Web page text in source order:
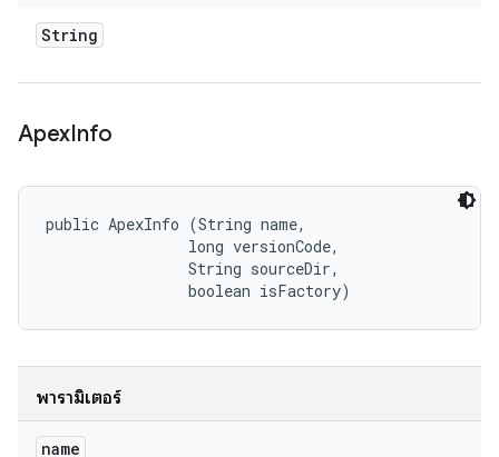
String
ApexInfo
public ApexInfo (String name,
                long versionCode,
                String sourceDir,
                boolean isFactory)
พารามิเตอร์
name